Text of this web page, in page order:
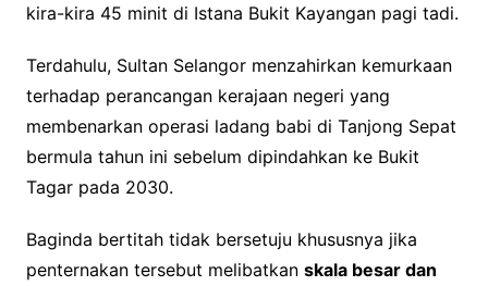
kira-kira 45 minit di Istana Bukit Kayangan pagi tadi.
Terdahulu, Sultan Selangor menzahirkan kemurkaan
terhadap perancangan kerajaan negeri yang
membenarkan operasi ladang babi di Tanjong Sepat
bermula tahun ini sebelum dipindahkan ke Bukit
Tagar pada 2030.
Baginda bertitah tidak bersetuju khususnya jika
penternakan tersebut melibatkan skala besar dan